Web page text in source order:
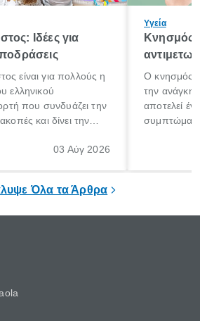
Ιδέες για
είναι για πολλούς η
ελληνικού
που συνδυάζει την
και δίνει την
για λίγες μέρες03 Αύγ 2026
Υγεία
Κνησμός:
Ο κνησμός
την ανάγκη
αποτελεί
Όλα τα Άρθρα